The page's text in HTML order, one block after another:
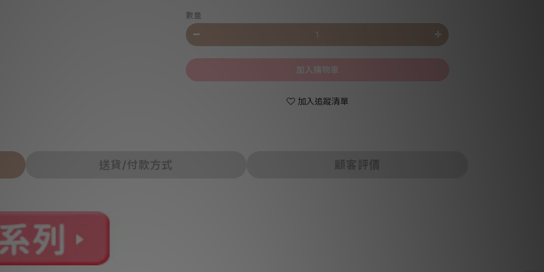
數量
加入購物車
加入追蹤清單
送貨/付款方式 顧客評價